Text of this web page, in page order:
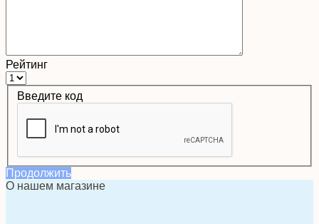
Рейтинг
Введите код
Продолжить
О нашем магазине